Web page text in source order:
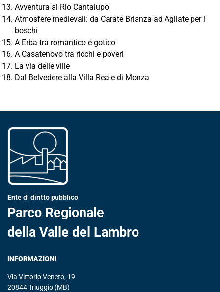
Avventura al Rio Cantalupo
Atmosfere medievali: da Carate Brianza ad Agliate per i
boschi
A Erba tra romantico e gotico
A Casatenovo tra ricchi e poveri
La via delle ville
Dal Belvedere alla Villa Reale di Monza
Ente di diritto pubblico
Parco Regionale
della Valle del Lambro
INFORMAZIONI
Via Vittorio Veneto, 19
20844 Triuggio (MB)